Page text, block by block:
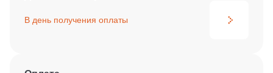
В день получения оплаты